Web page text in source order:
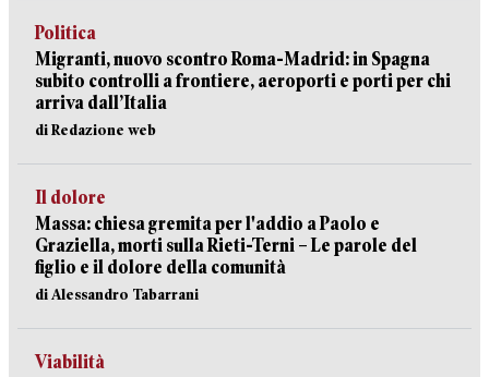
Politica
Migranti, nuovo scontro Roma-Madrid: in Spagna
subito controlli a frontiere, aeroporti e porti per chi
arriva dall’Italia
di Redazione web
Il dolore
Massa: chiesa gremita per l'addio a Paolo e
Graziella, morti sulla Rieti-Terni – Le parole del
figlio e il dolore della comunità
di Alessandro Tabarrani
Viabilità